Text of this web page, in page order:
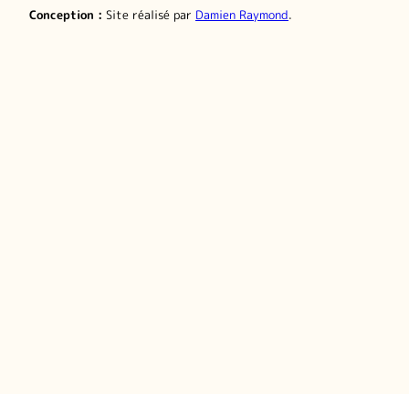
Conception : Site réalisé par Damien Raymond.